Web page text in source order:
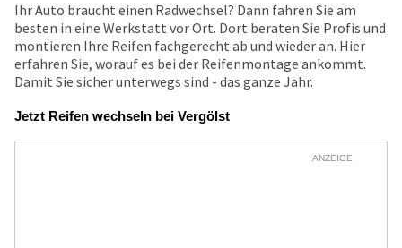
Ihr Auto braucht einen Radwechsel? Dann fahren Sie am
besten in eine Werkstatt vor Ort. Dort beraten Sie Profis und
montieren Ihre Reifen fachgerecht ab und wieder an. Hier
erfahren Sie, worauf es bei der Reifenmontage ankommt.
Damit Sie sicher unterwegs sind - das ganze Jahr.
Jetzt Reifen wechseln bei Vergölst
ANZEIGE